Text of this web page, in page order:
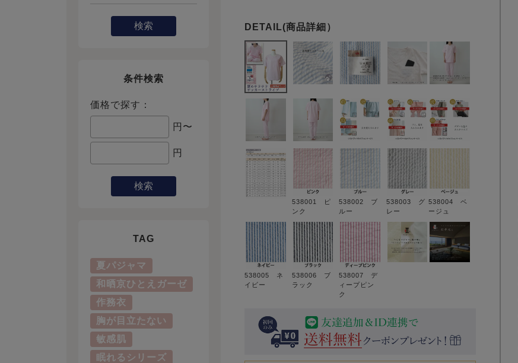
検索
条件検索
価格で探す：
円〜
円
検索
TAG
夏パジャマ
和晒京ひとえガーゼ
作務衣
胸が目立たない
敏感肌
眠れるシリーズ
538001 ピ
ンク
538002 ブ
ルー
538003 グ
レー
538004 ベ
ージュ
538005 ネ
イビー
538006 ブ
ラック
538007 デ
ィープピン
ク